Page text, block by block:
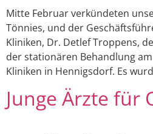
Mitte Februar verkündeten
Tönnies, und der
Kliniken, Dr. Detlef Troppens,
der stationären Behandlung
Kliniken in Hennigsdorf. Es
Junge Ärzte für